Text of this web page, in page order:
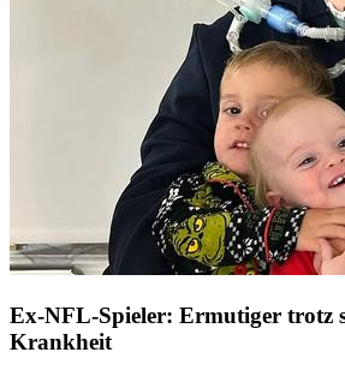
Ex-NFL-Spieler: Ermutiger trotz
Krankheit